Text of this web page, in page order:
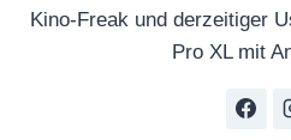
Kino-Freak und derzeitiger
Pro XL mit